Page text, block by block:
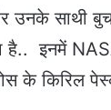
साथी बुच
है.. इनमें
के किरिल